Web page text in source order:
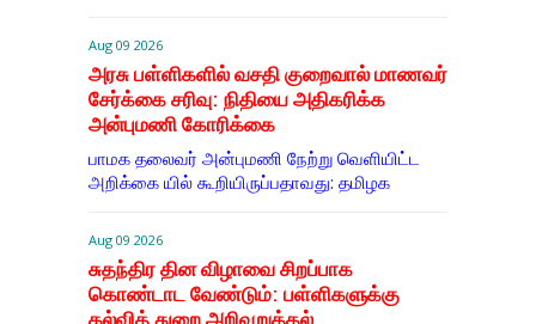
Aug 09 2026
அரசு பள்ளிகளில் வசதி குறைவால் மாணவர்
சேர்க்கை சரிவு: நிதியை அதிகரிக்க
அன்புமணி கோரிக்கை
பாமக தலைவர் அன்புமணி நேற்று வெளியிட்ட
அறிக்கை யில் கூறியிருப்பதாவது: தமிழக
Aug 09 2026
சுதந்திர தின விழாவை சிறப்பாக
கொண்டாட வேண்டும்: பள்ளிகளுக்கு